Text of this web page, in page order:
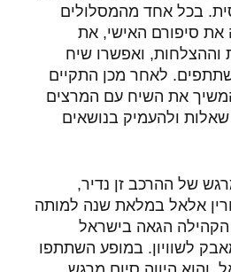
בכל אחד מהמסלולים
את סיפורם האישי, את
וההצלחות, ואפשרו שיח
לאחר מכן התקיים
את השיח עם המרצים
ולהעמיק בנושאים
של ההרכב זן נדיר,
אלאל במלאת שנה למותה
הגאה בישראל
של מאבק לשוויון. במופע השתתפו